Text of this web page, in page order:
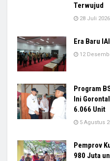
Terwujud
28 Juli 2026
Era Baru
12
Program
Ini
6.066 Unit
5 Agustus
Pemprov
980 Juta